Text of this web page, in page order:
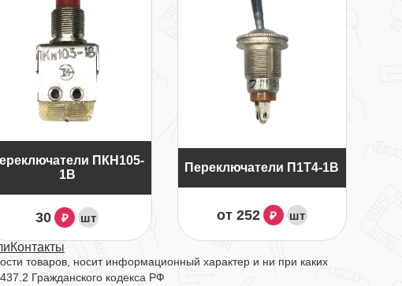
ПКН105-
1В
30 ₽ шт
Переключатели П1Т4-1В
от 252 ₽ шт
Контакты
товаров, носит информационный характер и ни при каких
Гражданского кодекса РФ